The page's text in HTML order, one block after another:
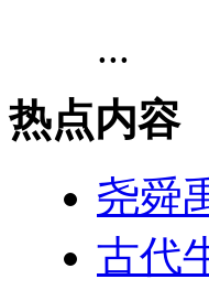
...
热点内容
尧舜
古代